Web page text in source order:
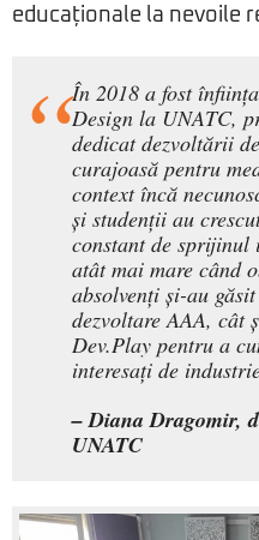
educaționale la nevoile
În 2018 a fost
Design la UNATC,
dedicat dezvoltării
curajoasă pentru
context încă
și studenții au
constant de sprijinul
atât mai mare când
absolvenți și-au
dezvoltare AAA, cât
Dev.Play pentru a
interesați de
– Diana Dragomir,
UNATC